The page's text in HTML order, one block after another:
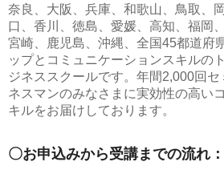
奈良、大阪、兵庫、和歌山、鳥取、
口、香川、徳島、愛媛、高知、福岡
宮崎、鹿児島、沖縄、全国45都道府
ップとコミュニケーションスキルの
ジネススクールです。年間2,000回
ネスマンのみなさまに実効性の高い
キルをお届けしております。
〇お申込みから受講までの流れ：